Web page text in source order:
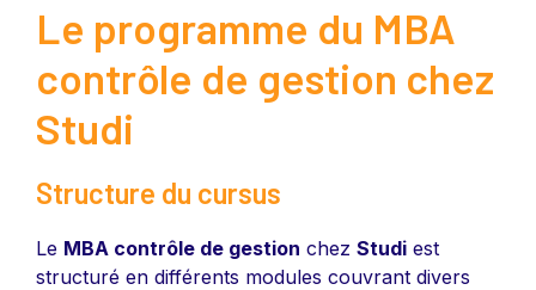
Le programme du MBA
contrôle de gestion chez
Studi
Structure du cursus
Le MBA contrôle de gestion chez Studi est
structuré en différents modules couvrant divers